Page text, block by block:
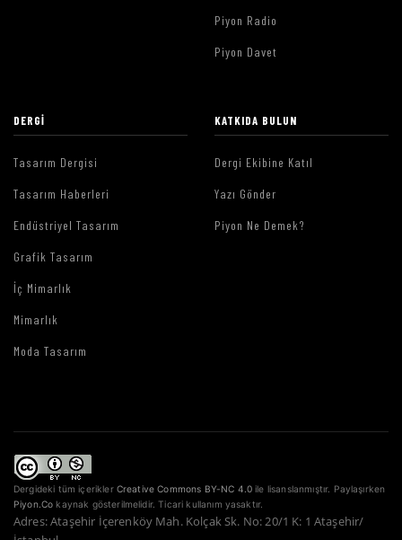
Piyon Radio
Piyon Davet
DERGI
Tasarım Dergisi
Tasarım Haberleri
Endüstriyel Tasarım
Grafik Tasarım
İç Mimarlık
Mimarlık
Moda Tasarım
KATKIDA BULUN
Dergi Ekibine Katıl
Yazı Gönder
Piyon Ne Demek?
Dergideki tüm içerikler Creative Commons BY-NC 4.0 ile lisanslanmıştır. Paylaşırken
Piyon.Co kaynak gösterilmelidir. Ticari kullanım yasaktır.
Adres: Ataşehir İçerenköy Mah. Kolçak Sk. No: 20/1 K: 1 Ataşehir/